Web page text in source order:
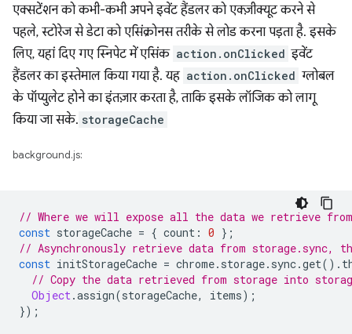
एक्सटेंशन को कभी-कभी अपने इवेंट हैंडलर को एक्ज़ीक्यूट करने से
पहले, स्टोरेज से डेटा को एसिंक्रोनस तरीके से लोड करना पड़ता है. इसके
लिए, यहां दिए गए स्निपेट में एसिंक action.onClicked इवेंट
हैंडलर का इस्तेमाल किया गया है. यह action.onClicked ग्लोबल
के पॉप्युलेट होने का इंतज़ार करता है, ताकि इसके लॉजिक को लागू
किया जा सके. storageCache
background.js:
// Where we will expose all the data we retrieve
const storageCache = { count : 0 };
// Asynchronously retrieve data from storage.sync,
const initStorageCache = chrome. storage. sync.get().
// Copy the data retrieved from storage into
Object.assign(storageCache, items);
});